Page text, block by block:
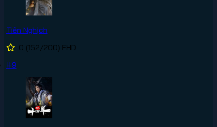
Tiên Nghịch
0 (152/200) FHD
#9